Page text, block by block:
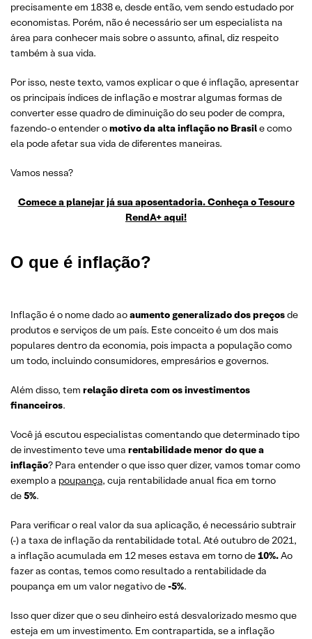
precisamente em 1838 e, desde então, vem sendo estudado por
economistas. Porém, não é necessário ser um especialista na
área para conhecer mais sobre o assunto, afinal, diz respeito
também à sua vida.
Por isso, neste texto, vamos explicar o que é inflação, apresentar
os principais índices de inflação e mostrar algumas formas de
converter esse quadro de diminuição do seu poder de compra,
fazendo-o entender omotivo da alta inflação no Brasile como
ela pode afetar sua vida de diferentes maneiras.
Vamos nessa?
Comece a planejar já sua aposentadoria. Conheça o Tesouro
RendA+ aqui!
O que é inflação?
Inflação é o nome dado aoaumento generalizado dos preçosde
produtos e serviços de um país. Este conceito é um dos mais
populares dentro da economia, pois impacta a população como
um todo, incluindo consumidores, empresários e governos.
Além disso, tem relação direta com os investimentos
financeiros.
Você já escutou especialistas comentando que determinado tipo
de investimento teve uma rentabilidade menor do que a
inflação? Para entender o que isso quer dizer, vamos tomar como
exemplo a poupança, cuja rentabilidade anual fica em torno
de5%.
Para verificar o real valor da sua aplicação, é necessário subtrair
(-) a taxa de inflação da rentabilidade total. Até outubro de 2021,
a inflação acumulada em 12 meses estava em torno de10%.Ao
fazer as contas, temos como resultado a rentabilidade da
poupança em um valor negativo de-5%.
Isso quer dizer que o seu dinheiro está desvalorizado mesmo que
esteja em um investimento. Em contrapartida, se a inflação